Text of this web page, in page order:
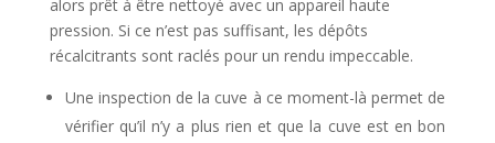
alors prêt à être nettoyé avec un appareil haute
pression. Si ce n’est pas suffisant, les dépôts
récalcitrants sont raclés pour un rendu impeccable.
Une inspection de la cuve à ce moment-là permet de
vérifier qu’il n’y a plus rien et que la cuve est en bon